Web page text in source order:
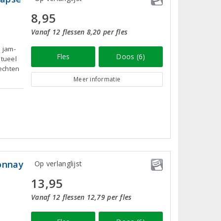
jam-
8,95
Vanaf 12 flessen 8,20 per fles
Fles Doos (6)
Meer informatie
Op verlanglijst
13,95
Vanaf 12 flessen 12,79 per fles